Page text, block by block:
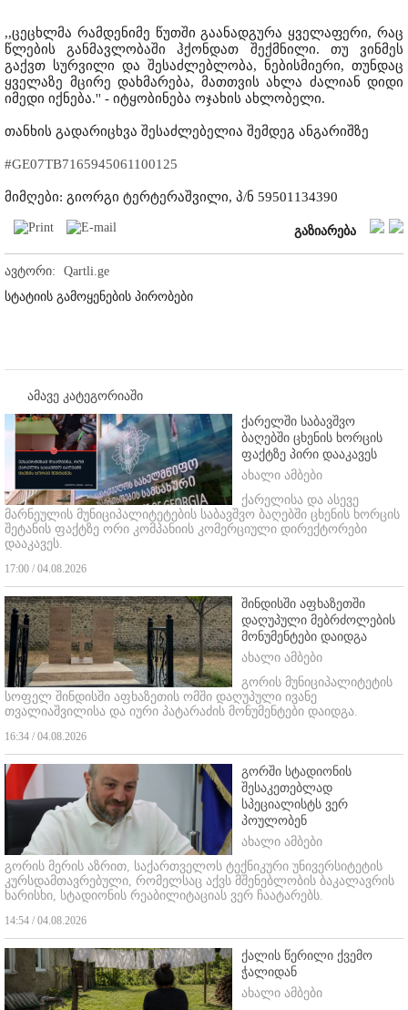
,,ცეცხლმა რამდენიმე წუთში გაანადგურა ყველაფერი, რაც
წლების განმავლობაში ჰქონდათ შექმნილი. თუ ვინმეს
გაქვთ სურვილი და შესაძლებლობა, ნებისმიერი, თუნდაც
ყველაზე მცირე დახმარება, მათთვის ახლა ძალიან დიდი
იმედი იქნება.'' - იტყობინება ოჯახის ახლობელი.
თანხის გადარიცხვა შესაძლებელია შემდეგ ანგარიშზე
#GE07TB7165945061100125
მიმღები: გიორგი ტერტერაშვილი, პ/ნ 59501134390
გაზიარება
ავტორი:
Qartli.ge
სტატიის გამოყენების პირობები
ამავე კატეგორიაში
ქარელში საბავშვო
ბაღებში ცხენის ხორცის
ფაქტზე პირი დააკავეს
ახალი ამბები
ქარელისა და ასევე
მარნეულის მუნიციპალიტეტების საბავშვო ბაღებში ცხენის ხორცის
შეტანის ფაქტზე ორი კომპანიის კომერციული დირექტორები
დააკავეს.
17:00 / 04.08.2026
შინდისში აფხაზეთში
დაღუპული მებრძოლების
მონუმენტები დაიდგა
ახალი ამბები
გორის მუნიციპალიტეტის
სოფელ შინდისში აფხაზეთის ომში დაღუპული ივანე
თვალიაშვილისა და იური პატარაძის მონუმენტები დაიდგა.
16:34 / 04.08.2026
გორში სტადიონის
შესაკეთებლად
სპეციალისტს ვერ
პოულობენ
ახალი ამბები
გორის მერის აზრით, საქართველოს ტექნიკური უნივერსიტეტის
კურსდამთავრებული, რომელსაც აქვს მშენებლობის ბაკალავრის
ხარისხი, სტადიონის რეაბილიტაციას ვერ ჩაატარებს.
14:54 / 04.08.2026
ქალის წერილი ქვემო
ჭალიდან
ახალი ამბები